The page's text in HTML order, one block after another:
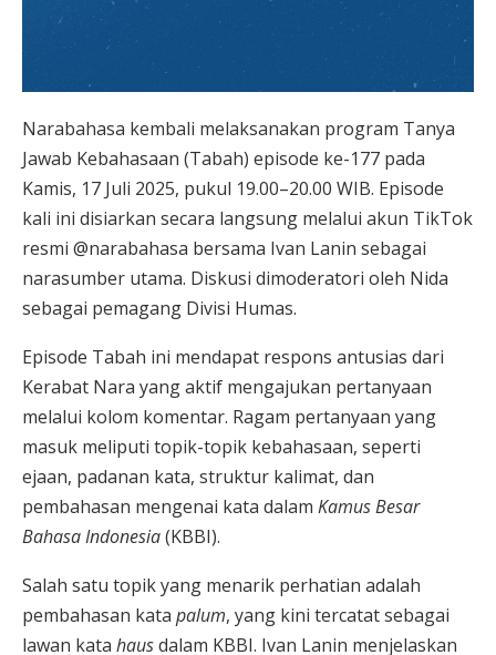
Narabahasa kembali melaksanakan program Tanya
Jawab Kebahasaan (Tabah) episode ke-177 pada
Kamis, 17 Juli 2025, pukul 19.00–20.00 WIB. Episode
kali ini disiarkan secara langsung melalui akun TikTok
resmi @narabahasa bersama Ivan Lanin sebagai
narasumber utama. Diskusi dimoderatori oleh Nida
sebagai pemagang Divisi Humas.
Episode Tabah ini mendapat respons antusias dari
Kerabat Nara yang aktif mengajukan pertanyaan
melalui kolom komentar. Ragam pertanyaan yang
masuk meliputi topik-topik kebahasaan, seperti
ejaan, padanan kata, struktur kalimat, dan
pembahasan mengenai kata dalam Kamus Besar
Bahasa Indonesia(KBBI).
Salah satu topik yang menarik perhatian adalah
pembahasan kata palum, yang kini tercatat sebagai
lawan kata hausdalam KBBI. Ivan Lanin menjelaskan